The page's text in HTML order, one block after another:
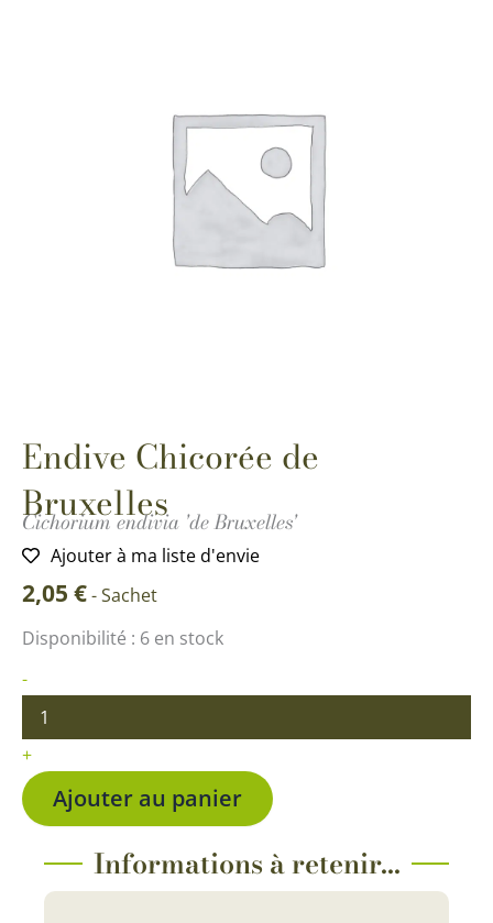
Endive Chicorée de
Bruxelles
Cichorium endivia 'de Bruxelles'
Ajouter à ma liste d'envie
2,05 €-Sachet
Disponibilité : 6 en stock
-
quantité
Endive
Chicorée
de
Bruxelles
+
Ajouter au panier
Informations à retenir...